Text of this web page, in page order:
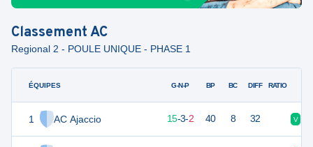
ClassementAC
Regional 2 - POULE UNIQUE - PHASE 1
ÉQUIPES
1 AC Ajaccio
G-N-P BP BC DIFF RATIO
15-3-2 40 8 32 V